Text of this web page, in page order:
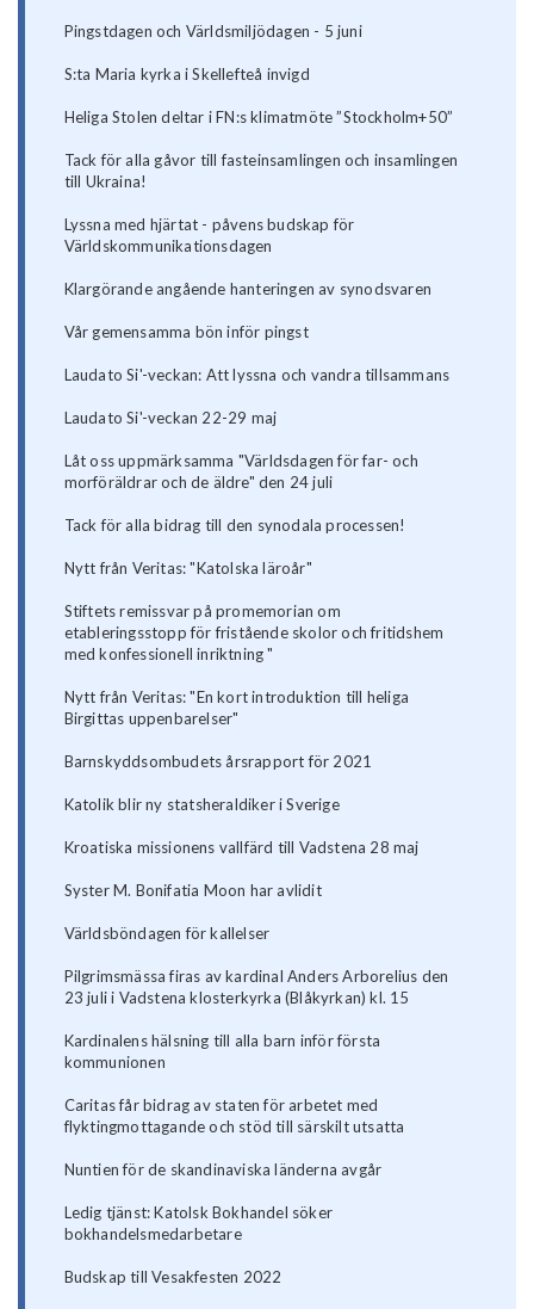
Pingstdagen och Världsmiljödagen - 5 juni
S:ta Maria kyrka i Skellefteå invigd
Heliga Stolen deltar i FN:s klimatmöte ”Stockholm+50”
Tack för alla gåvor till fasteinsamlingen och insamlingen
till Ukraina!
Lyssna med hjärtat - påvens budskap för
Världskommunikationsdagen
Klargörande angående hanteringen av synodsvaren
Vår gemensamma bön inför pingst
Laudato Si'-veckan: Att lyssna och vandra tillsammans
Laudato Si'-veckan 22-29 maj
Låt oss uppmärksamma "Världsdagen för far- och
morföräldrar och de äldre" den 24 juli
Tack för alla bidrag till den synodala processen!
Nytt från Veritas: "Katolska läroår"
Stiftets remissvar på promemorian om
etableringsstopp för fristående skolor och fritidshem
med konfessionell inriktning "
Nytt från Veritas: "En kort introduktion till heliga
Birgittas uppenbarelser"
Barnskyddsombudets årsrapport för 2021
Katolik blir ny statsheraldiker i Sverige
Kroatiska missionens vallfärd till Vadstena 28 maj
Syster M. Bonifatia Moon har avlidit
Världsböndagen för kallelser
Pilgrimsmässa firas av kardinal Anders Arborelius den
23 juli i Vadstena klosterkyrka (Blåkyrkan) kl. 15
Kardinalens hälsning till alla barn inför första
kommunionen
Caritas får bidrag av staten för arbetet med
flyktingmottagande och stöd till särskilt utsatta
Nuntien för de skandinaviska länderna avgår
Ledig tjänst: Katolsk Bokhandel söker
bokhandelsmedarbetare
Budskap till Vesakfesten 2022